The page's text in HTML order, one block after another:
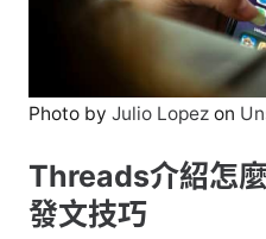
Photo by Julio Lopezon
Threads介紹怎
發文技巧